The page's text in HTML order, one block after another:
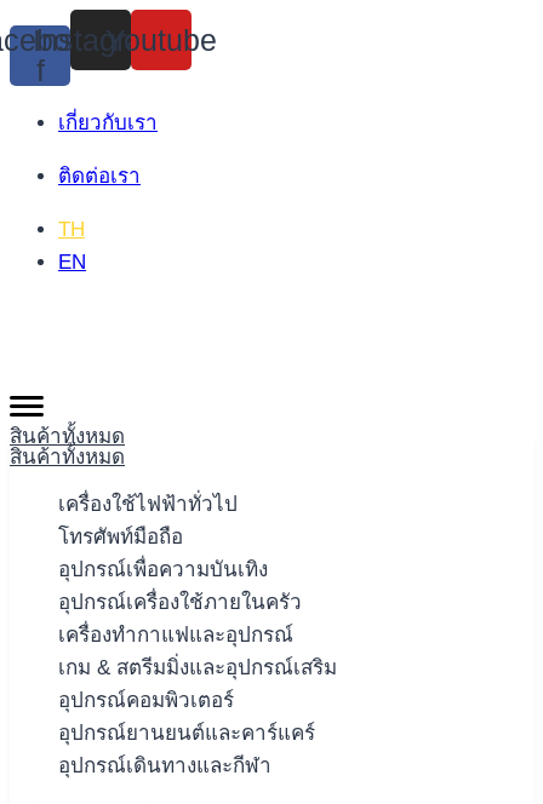
Skip
to
content
f
Instagram
Youtube
เกี่ยวกับเรา
ติดต่อเรา
TH
EN
สินค้าทั้งหมด
สินค้าทั้งหมด
เครื่องใช้ไฟฟ้าทั่วไป
โทรศัพท์มือถือ
อุปกรณ์เพื่อความบันเทิง
อุปกรณ์เครื่องใช้ภายในครัว
เครื่องทำกาแฟและอุปกรณ์
เกม & สตรีมมิ่งและอุปกรณ์เสริม
อุปกรณ์คอมพิวเตอร์
อุปกรณ์ยานยนต์และคาร์แคร์
อุปกรณ์เดินทางและกีฬา